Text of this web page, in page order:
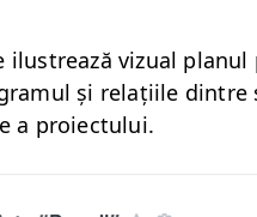
ilus­trează vizual
și relați­ile
a proiectului.